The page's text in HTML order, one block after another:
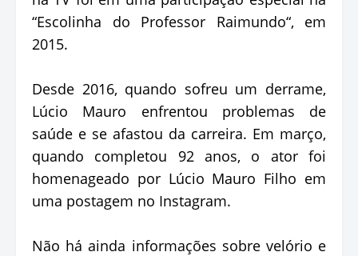
“Escolinha do Professor Raimundo“, em
2015.
Desde 2016, quando sofreu um derrame,
Lúcio Mauro enfrentou problemas de
saúde e se afastou da carreira. Em março,
quando completou 92 anos, o ator foi
homenageado por Lúcio Mauro Filho em
uma postagem no Instagram.
Não há ainda informações sobre velório e